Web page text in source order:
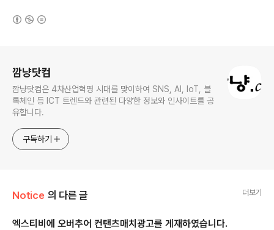
깜냥닷컴
깜냥닷컴은 4차산업혁명 시대를 맞이하여 SNS, AI, IoT, 블
록체인 등 ICT 트렌드와 관련된 다양한 정보와 인사이트를 공
유합니다.
구독하기
Notice 의 다른 글 더보기
엑스티비에 오버추어 컨탠츠매치광고를 게재하였습니다.